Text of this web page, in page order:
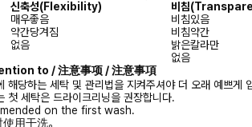
신축성(Flexibility) 비침
매우좋음 비침있음
약간당겨짐 비침약간
없음 밝은칼라만
없음
to / 注意事项 / 注意事項
해당하는 세탁 및 관리법을 지켜주셔야 더 오래 예쁘게
첫 세탁은 드라이크리닝을 권장합니다.
on the first wash.
用干洗。